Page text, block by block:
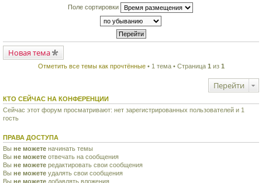
н
о
м
у
б
щ
е
ч
и
т
а
у
с
о
щ
е
н
и
ю
в
м
у
н
о
ч
и
н
о
м
у
с
о
Поле сортировки
Новая тема
Отметить все темы как прочтённые• 1 тема • Страница 1 из 1
Перейти
КТО СЕЙЧАС НА КОНФЕРЕНЦИИ
Сейчас этот форум просматривают: нет зарегистрированных пользователей и 1
гость
ПРАВА ДОСТУПА
Вы не можете начинать темы
Вы не можете отвечать на сообщения
Вы не можете редактировать свои сообщения
Вы не можете удалять свои сообщения
Вы не можете добавлять вложения